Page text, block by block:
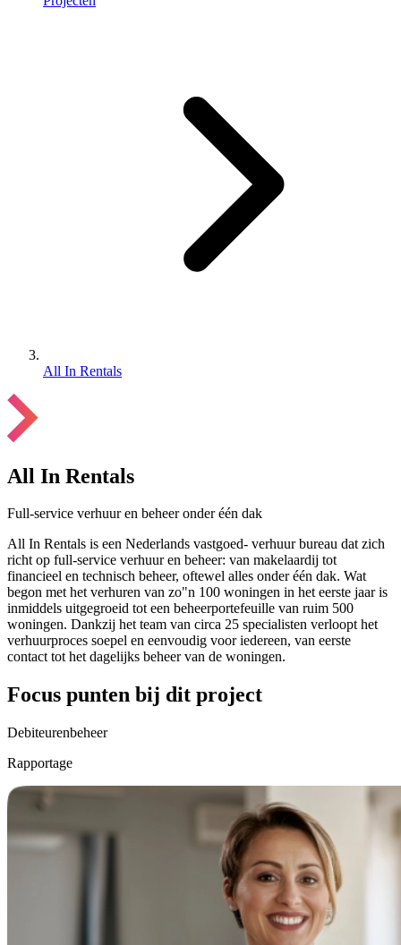
All In Rentals
All In Rentals
Full-service verhuur en beheer onder één dak
All In Rentals is een Nederlands vastgoed- verhuur bureau dat zich
richt op full-service verhuur en beheer: van makelaardij tot
financieel en technisch beheer, oftewel alles onder één dak. Wat
begon met het verhuren van zo"n 100 woningen in het eerste jaar is
inmiddels uitgegroeid tot een beheerportefeuille van ruim 500
woningen. Dankzij het team van circa 25 specialisten verloopt het
verhuurproces soepel en eenvoudig voor iedereen, van eerste
contact tot het dagelijks beheer van de woningen.
Focus punten bij dit project
Debiteurenbeheer
Rapportage